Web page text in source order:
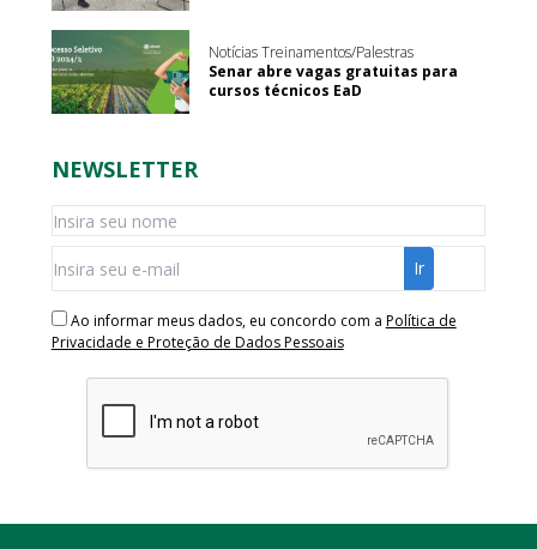
Notícias Treinamentos/Palestras
Senar abre vagas gratuitas para
cursos técnicos EaD
NEWSLETTER
Ao informar meus dados, eu concordo com a Política de
Privacidade e Proteção de Dados Pessoais